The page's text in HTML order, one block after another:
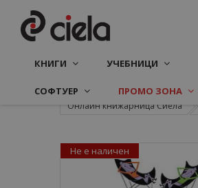
КНИГИ УЧЕБНИЦИ
СОФТУЕР ПРОМО ЗОНА
Онлайн книжарница Сиела
Не е наличен